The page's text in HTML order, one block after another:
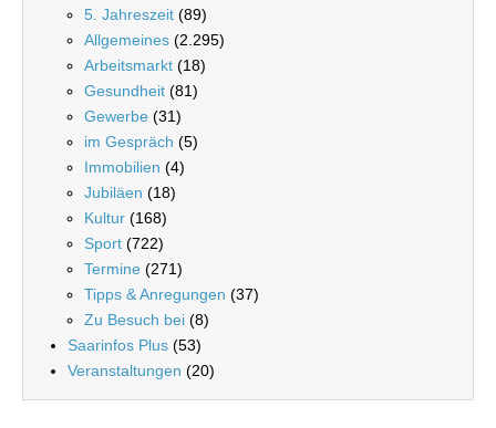
5. Jahreszeit (89)
Allgemeines (2.295)
Arbeitsmarkt (18)
Gesundheit (81)
Gewerbe (31)
im Gespräch (5)
Immobilien (4)
Jubiläen (18)
Kultur (168)
Sport (722)
Termine (271)
Tipps & Anregungen (37)
Zu Besuch bei (8)
Saarinfos Plus (53)
Veranstaltungen (20)